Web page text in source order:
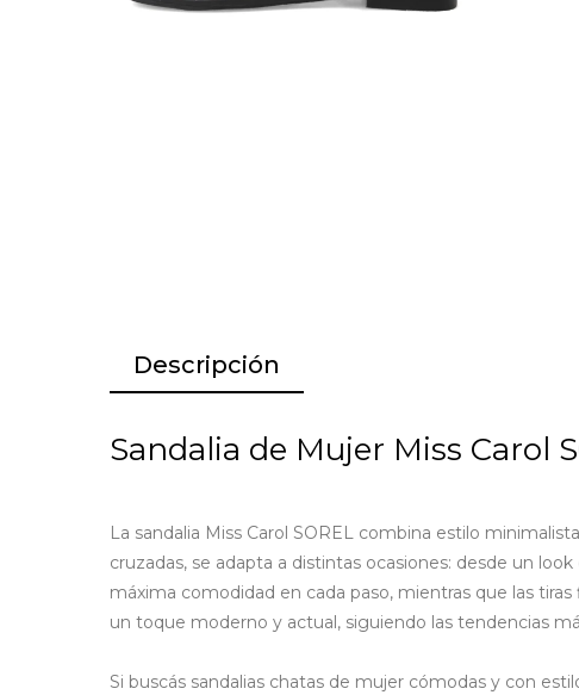
Descripción
Sandalia de Mujer Miss Carol
La sandalia Miss Carol SOREL combina estilo
cruzadas, se adapta a distintas ocasiones: desde un
máxima comodidad en cada paso, mientras que las
un toque moderno y actual, siguiendo las tendencias
Si buscás sandalias chatas de mujer cómodas y con